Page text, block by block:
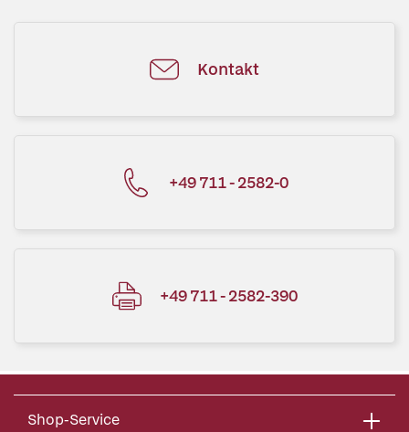
Kontakt
+49 711 - 2582-0
+49 711 - 2582-390
Shop-Service